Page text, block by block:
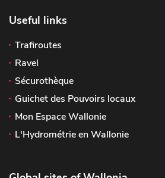
Useful links
Trafiroutes
Ravel
Sécurothèque
Guichet des Pouvoirs locaux
Mon Espace Wallonie
L'Hydrométrie en Wallonie